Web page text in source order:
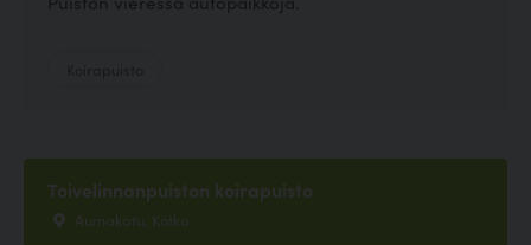
Toivelinnanpuiston koirapuisto
Aumakatu, Kotka